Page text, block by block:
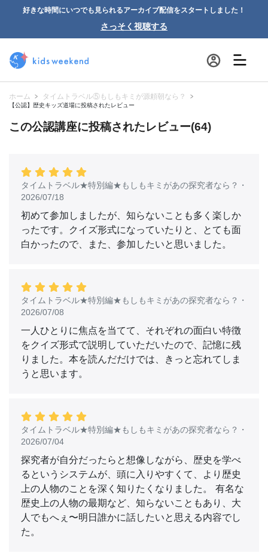
好きな時間にいつでも見られるアーカイブ配信をスタートしました！
さっそく視聴する
ホーム タイムトラベル⑤もしもキミが源頼朝なら？
【公認】歴史キッズ道場に投稿されたレビュー
この公認講座に投稿されたレビュー(64)
タイムトラベル★特別編★もしもキミがあの探究者なら？ ・
2026/07/18
初めて参加しましたが、知らないことも多く楽しか
ったです。クイズ形式になっていたりと、とても面
白かったので、また、参加したいと思いました。
タイムトラベル★特別編★もしもキミがあの探究者なら？ ・
2026/07/08
一人ひとりに焦点を当てて、それぞれの面白い特徴
をクイズ形式で説明していただいたので、記憶に残
りました。本を読んだだけでは、きっと忘れてしま
うと思います。
タイムトラベル★特別編★もしもキミがあの探究者なら？ ・
2026/07/04
探究者が自分だったらと想像しながら、歴史を学べ
るというシステムが、頭に入りやすくて、より歴史
上の人物のことを深く知りたくなりました。 有名な
歴史上の人物の最期など、知らないこともあり、大
人でもへぇ〜明日誰かに話したいと思える内容でし
た。